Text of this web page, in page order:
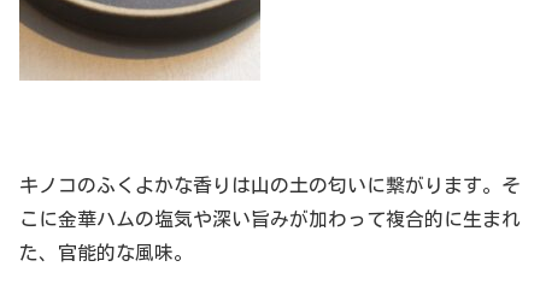
キノコのふくよかな香りは山の土の匂いに繋がります。そ
こに金華ハムの塩気や深い旨みが加わって複合的に生まれ
た、官能的な風味。